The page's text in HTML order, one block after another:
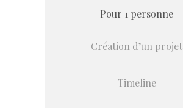
Pour 1 personne
Création d’un projet
Timeline